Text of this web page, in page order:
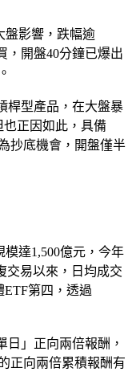
開盤40分鐘已爆出
也正因如此，具備
抄底機會，開盤僅半
交易以來，日均成交
ETF第四，透過
正向兩倍累積報酬有
投資人，操作時須謹